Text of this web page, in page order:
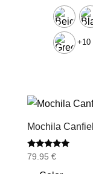
+10
Mochila
Valorado
5.00
79.95 €